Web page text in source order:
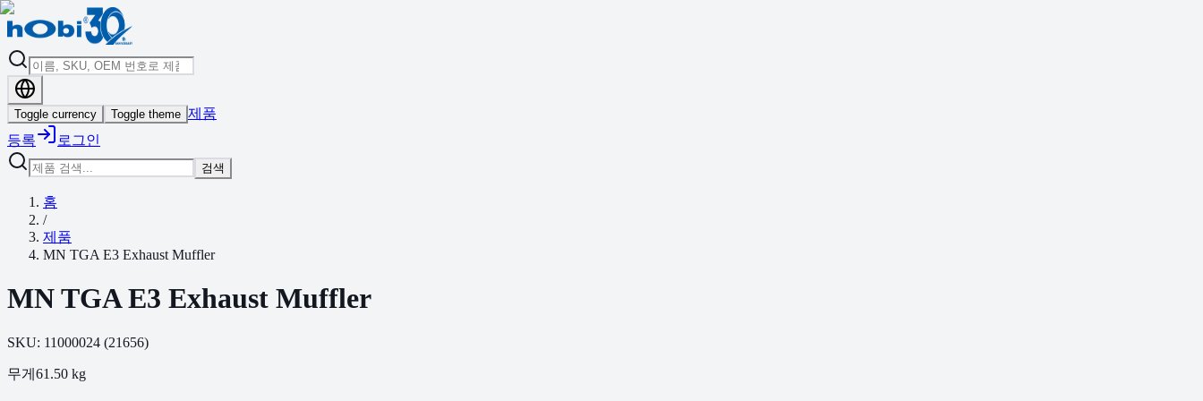
Toggle currency Toggle theme 제품
등록
로그인
검색
홈
/
제품
MN TGA E3 Exhaust Muffler
MN TGA E3 Exhaust Muffler
SKU: 11000024 (21656)
무게 61.50 kg